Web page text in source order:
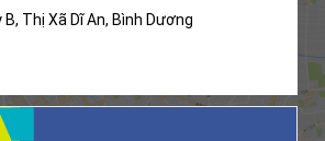
Thị Xã Dĩ An, Bình Dương